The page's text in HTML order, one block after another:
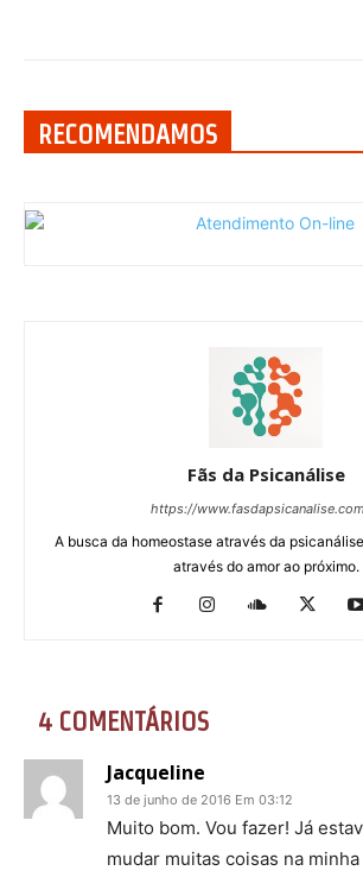
RECOMENDAMOS
Fãs da Psicanálise
https://
A busca da homeostase através da
através do amor ao próximo.
4 COMENTÁRIOS
Jacqueline
13 de junho de 2016 Em 03:12
Muito bom. Vou fazer! Já
mudar muitas coisas na